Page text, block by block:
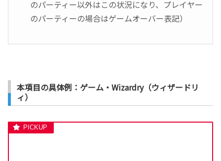
のパーティー以外はこの状況になり、プレイヤー
のパーティーの場合はゲームオーバー表記）
本項目の具体例：ゲーム・Wizardry（ウィザードリ
ィ）